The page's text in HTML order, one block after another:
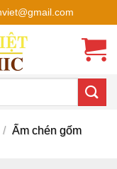
/ Ấm chén gốm